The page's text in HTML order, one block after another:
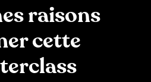
raisons
cette